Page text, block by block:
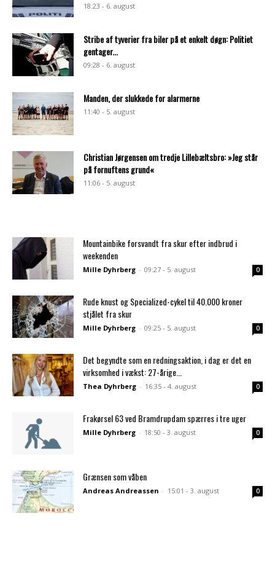
18:23 - 6. august
Stribe af tyverier fra biler på et enkelt døgn: Politiet
gentager...
09:28 - 6. august
Manden, der slukkede for alarmerne
11:40 - 5. august
Christian Jørgensen om tredje Lillebæltsbro: »Jeg står
på fornuftens grund«
11:06 - 5. august
Mountainbike forsvandt fra skur efter indbrud i
weekenden
Mille Dyhrberg - 09:27 - 5. august 0
Rude knust og Specialized-cykel til 40.000 kroner
stjålet fra skur
Mille Dyhrberg - 09:25 - 5. august 0
Det begyndte som en redningsaktion, i dag er det en
virksomhed i vækst: 27-årige...
Thea Dyhrberg - 16:35 - 4. august 0
Frakørsel 63 ved Bramdrupdam spærres i tre uger
Mille Dyhrberg - 18:50 - 3. august 0
Grænsen som våben
Andreas Andreassen - 15:01 - 3. august 0